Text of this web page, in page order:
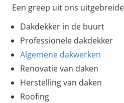
Een greep uit ons
Dakdekker in de buurt
Professionele dakdekker
Algemene dakwerken
Renovatie van daken
Herstelling van daken
Roofing